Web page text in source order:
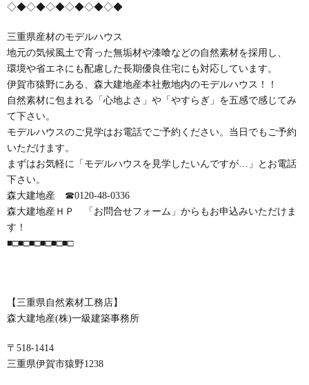
◇◆◇◆◇◆◇◆◇◆◇◆
三重県産材のモデルハウス
地元の気候風土で育った無垢材や漆喰などの自然素材を採用し、
環境や省エネにも配慮した長期優良住宅にも対応しています。
伊賀市猿野にある、森大建地産本社敷地内のモデルハウス！！
自然素材に包まれる「心地よさ」や「やすらぎ」を五感で感じてみ
て下さい。
モデルハウスのご見学はお電話でご予約ください。当日でもご予約
いただけます。
まずはお気軽に「モデルハウスを見学したいんですが…」とお電話
下さい。
森大建地産 ☎0120-48-0336
森大建地産ＨＰ 「お問合せフォーム」からもお申込みいただけま
す！
■□■□■□■□■□■□
【三重県自然素材工務店】
森大建地産(株)一級建築事務所
〒518-1414
三重県伊賀市猿野1238